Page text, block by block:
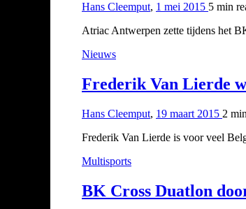
Hans Cleemput, 1 mei 2015 5 min
Atriac Antwerpen zette tijdens het
Nieuws
Frederik Van Lierde
Hans Cleemput, 19 maart 2015 2 min
Frederik Van Lierde is voor veel
Multisports
BK Cross Duatlon